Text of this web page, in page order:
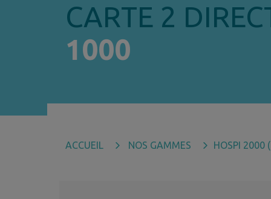
CARTE 2
1000
ACCUEIL NOS GAMMES HOSPI 2000